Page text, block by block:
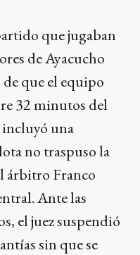
que jugaban
de Ayacucho
que el equipo
32 minutos del
una
no traspuso la
árbitro Franco
Ante las
el juez suspendió
sin que se